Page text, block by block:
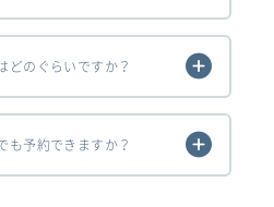
どのぐらいですか？
も予約できますか？